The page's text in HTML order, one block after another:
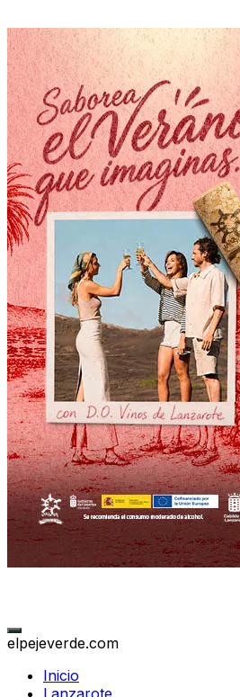
elpejeverde.com
Inicio